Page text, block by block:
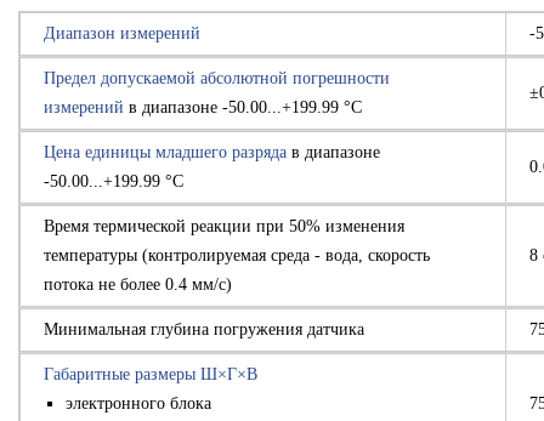
Диапазон измерений -
Предел допускаемой абсолютной погрешности
измерений в диапазоне -50.00...+199.99 °С
Цена единицы младшего разряда в диапазоне
-50.00...+199.99 °С
Время термической реакции при 50% изменения
температуры (контролируемая среда - вода, скорость
потока не более 0.4 мм/с)
8
Минимальная глубина погружения датчика
Габаритные размеры Ш×Г×В
электронного блока